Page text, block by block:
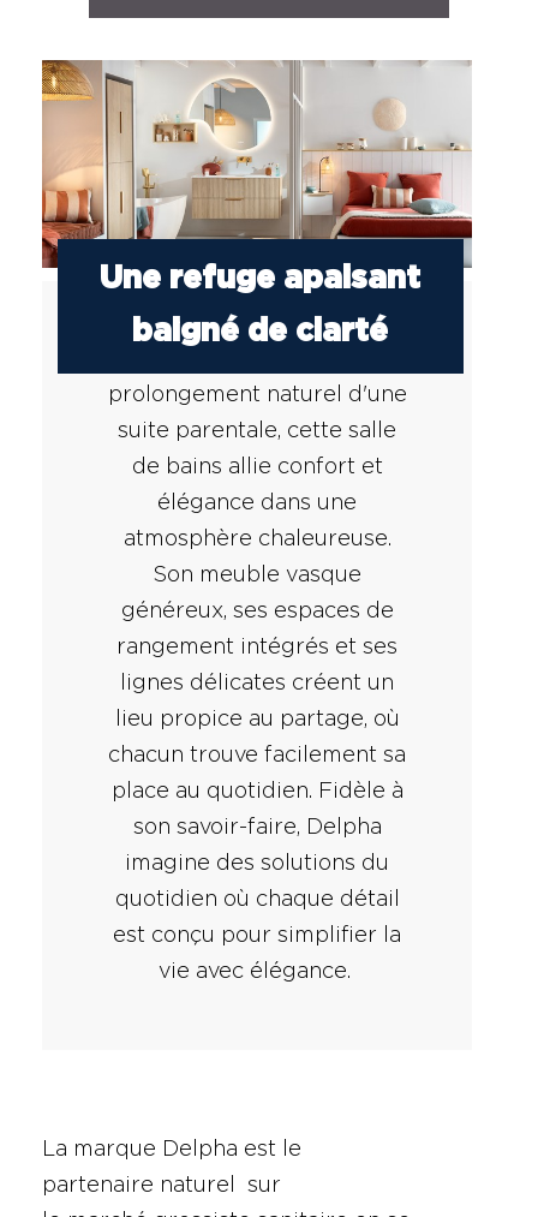
Une refuge apaisant
baigné de clarté
prolongement naturel d'une
suite parentale, cette salle
de bains allie confort et
élégance dans une
atmosphère chaleureuse.
Son meuble vasque
généreux, ses espaces de
rangement intégrés et ses
lignes délicates créent un
lieu propice au partage, où
chacun trouve facilement sa
place au quotidien. Fidèle à
son savoir-faire, Delpha
imagine des solutions du
quotidien où chaque détail
est conçu pour simplifier la
vie avec élégance.
La marque Delpha est le
partenaire naturel sur